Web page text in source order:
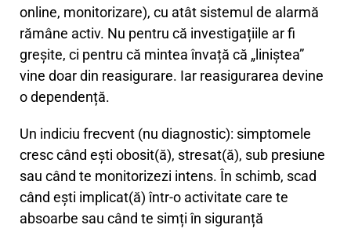
online, monitorizare), cu atât sistemul de alarmă
rămâne activ. Nu pentru că investigațiile ar fi
greșite, ci pentru că mintea învață că „liniștea”
vine doar din reasigurare. Iar reasigurarea devine
o dependență.
Un indiciu frecvent (nu diagnostic): simptomele
cresc când ești obosit(ă), stresat(ă), sub presiune
sau când te monitorizezi intens. În schimb, scad
când ești implicat(ă) într-o activitate care te
absoarbe sau când te simți în siguranță